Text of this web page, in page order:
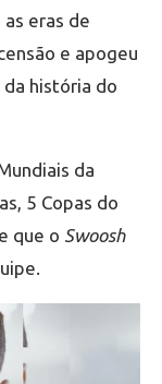
eras de
e apogeu
história do
da
5 Copas do
que o Swoosh